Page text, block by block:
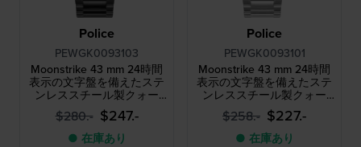
Police
PEWGK0093103
Moonstrike 43 mm 24時間
表示の文字盤を備えたステ
ンレススチール製クォー
ツ・クロノグラフ
$280.- $247.-
● 在庫あり
Police
PEWGK0093101
Moonstrike 43 mm 24時間
表示の文字盤を備えたステ
ンレススチール製クォー
ツ・クロノグラフ
$258.- $227.-
● 在庫あり